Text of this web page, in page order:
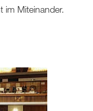
im Miteinander.